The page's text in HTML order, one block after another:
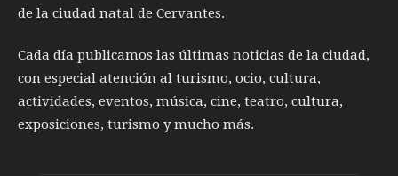
de la ciudad natal de Cervantes.
Cada día publicamos las últimas noticias de la ciudad,
con especial atención al turismo, ocio, cultura,
actividades, eventos, música, cine, teatro, cultura,
exposiciones, turismo y mucho más.